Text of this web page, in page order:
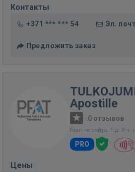
Контакты
+371 *** *** 54 Эл.
Предложить заказ
Apostille
· 0 отзывов
Был на сайте: 1 д. 8 ч.
PRO
Цены